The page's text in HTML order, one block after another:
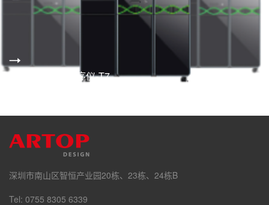
华大智造基因测序仪-T7
深圳市南山区智恒产业园20栋、23栋、24栋B
Tel: 0755 8305 6339